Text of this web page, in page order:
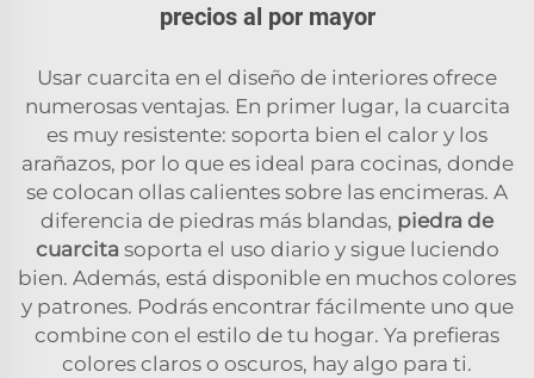
precios al por mayor
Usar cuarcita en el diseño de interiores ofrece
numerosas ventajas. En primer lugar, la cuarcita
es muy resistente: soporta bien el calor y los
arañazos, por lo que es ideal para cocinas, donde
se colocan ollas calientes sobre las encimeras. A
diferencia de piedras más blandas, piedra de
cuarcita soporta el uso diario y sigue luciendo
bien. Además, está disponible en muchos colores
y patrones. Podrás encontrar fácilmente uno que
combine con el estilo de tu hogar. Ya prefieras
colores claros o oscuros, hay algo para ti.